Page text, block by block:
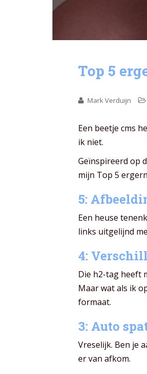
Top 5
Mark Verduijn
Een beetje cms
ik niet.
Geïnspireerd op
mijn Top 5
5:
Een heuse
links uitgelijnd
4:
Die h2-tag heeft
Maar wat als ik
formaat.
3: Auto
Vreselijk. Ben je
er van afkom.